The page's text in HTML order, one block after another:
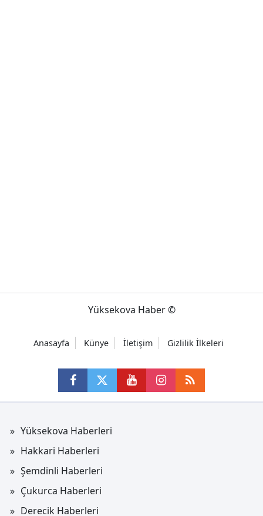
Yüksekova Haber ©
Anasayfa Künye İletişim Gizlilik İlkeleri
Yüksekova Haberleri
Hakkari Haberleri
Şemdinli Haberleri
Çukurca Haberleri
Derecik Haberleri